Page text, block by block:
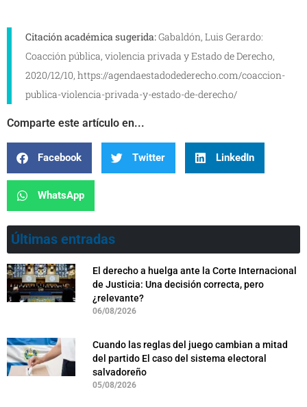
Citación académica sugerida:Gabaldón, Luis Gerardo:
Coacción pública, violencia privada y Estado de Derecho,
2020/12/10, https://agendaestadodederecho.com/coaccion-
publica-violencia-privada-y-estado-de-derecho/
Comparte este artículo en...
Facebook Twitter LinkedIn
WhatsApp
Últimas entradas
El derecho a huelga ante la Corte Internacional
de Justicia: Una decisión correcta, pero
¿relevante?
06/08/2026
Cuando las reglas del juego cambian a mitad
del partido El caso del sistema electoral
salvadoreño
05/08/2026